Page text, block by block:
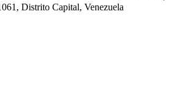
Distrito Capital, Venezuela